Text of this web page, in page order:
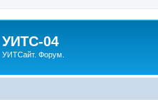
УИТС-04
УИТСайт. Форум.